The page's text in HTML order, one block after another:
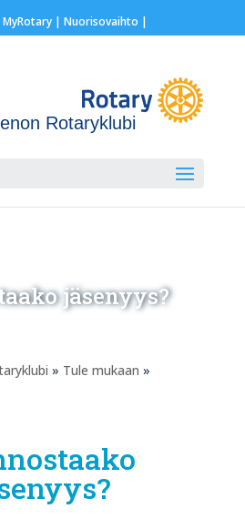
MyRotary | Nuorisovaihto |
Rotaryklubi
jäsenyys?
» Tule mukaan »